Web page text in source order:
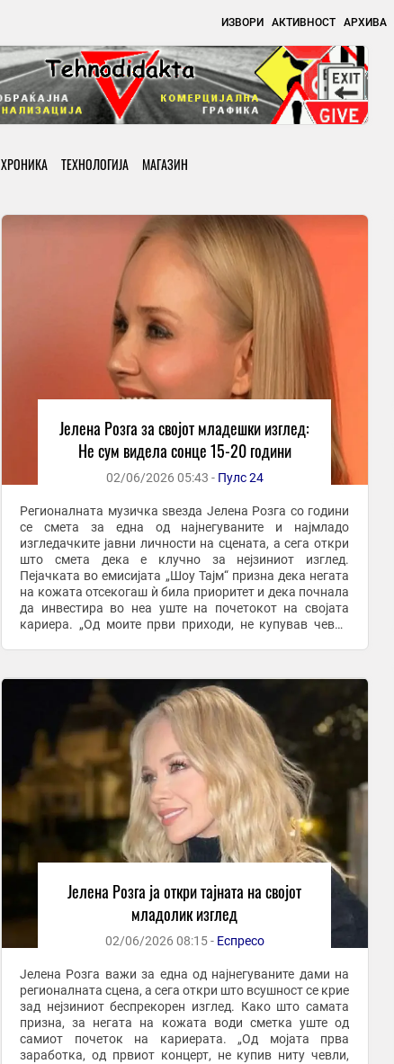
ИЗВОРИ АКТИВНОСТ АРХИВА
ХРОНИКА ТЕХНОЛОГИЈА МАГАЗИН
Јелена Розга за својот младешки изглед:
Не сум видела сонце 15-20 години
02/06/2026 05:43 - Пулс 24
Регионалната музичка ѕвезда Јелена Розга со години
се смета за една од најнегуваните и најмладо
изгледачките јавни личности на сцената, а сега откри
што смета дека е клучно за нејзиниот изглед.
Пејачката во емисијата „Шоу Тајм“ призна дека негата
на кожата отсекогаш ѝ била приоритет и дека почнала
да инвестира во неа уште на почетокот на својата
кариера. „Од моите први приходи, не купував чевли
Јелена Розга ја откри тајната на својот
младолик изглед
02/06/2026 08:15 - Еспресо
Јелена Розга важи за една од најнегуваните дами на
регионалната сцена, а сега откри што всушност се крие
зад нејзиниот беспрекорен изглед. Како што самата
призна, за негата на кожата води сметка уште од
самиот почеток на кариерата. „Од мојата прва
заработка, од првиот концерт, не купив ниту чевли,